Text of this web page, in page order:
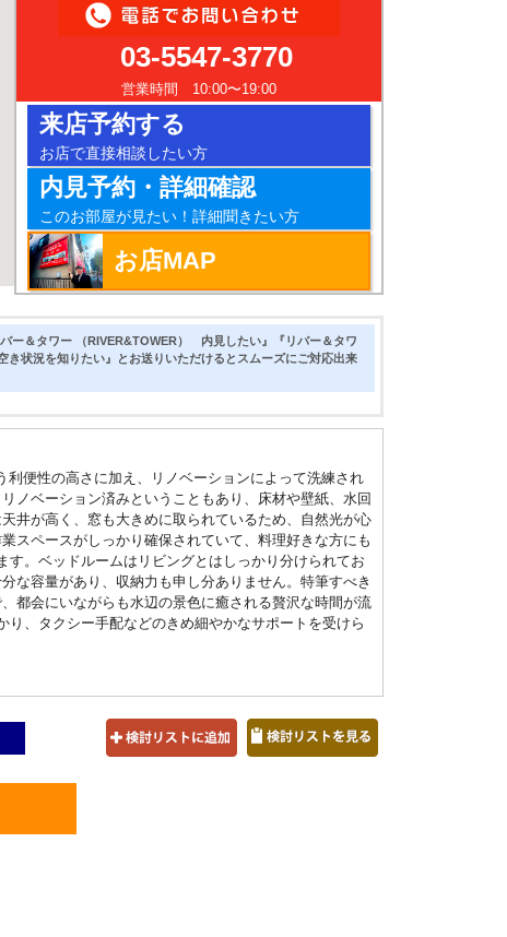
03-5547-3770
営業時間 10:00〜19:00
来店予約する
お店で直接相談したい方
内見予約・詳細確認
このお部屋が見たい！詳細聞きたい方
お店MAP
ー＆タワー （RIVER&TOWER） 内見したい』『リバー＆タワ
状況を知りたい』とお送りいただけるとスムーズにご対応出来
便性の高さに加え、リノベーションによって洗練され
ノベーション済みということもあり、床材や壁紙、水回
井が高く、窓も大きめに取られているため、自然光が心
スペースがしっかり確保されていて、料理好きな方にも
。ベッドルームはリビングとはしっかり分けられてお
な容量があり、収納力も申し分ありません。特筆すべき
都会にいながらも水辺の景色に癒される贅沢な時間が流
、タクシー手配などのきめ細やかなサポートを受けら